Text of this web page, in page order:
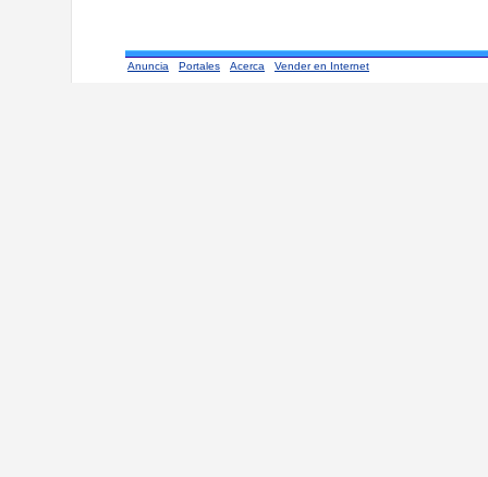
Anuncia Portales Acerca Vender en Internet